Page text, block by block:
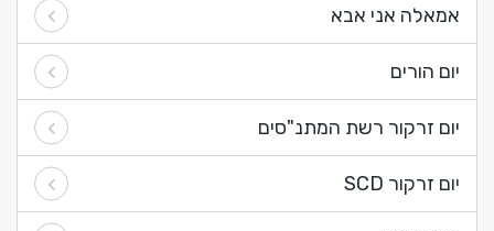
אמאלה אני אבא
יום הורים
יום זרקור רשת המתנ"סים
יום זרקור SCD